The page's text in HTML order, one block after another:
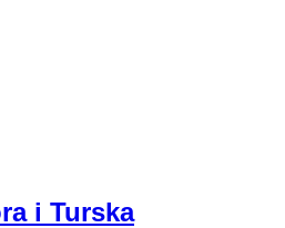
i Turska